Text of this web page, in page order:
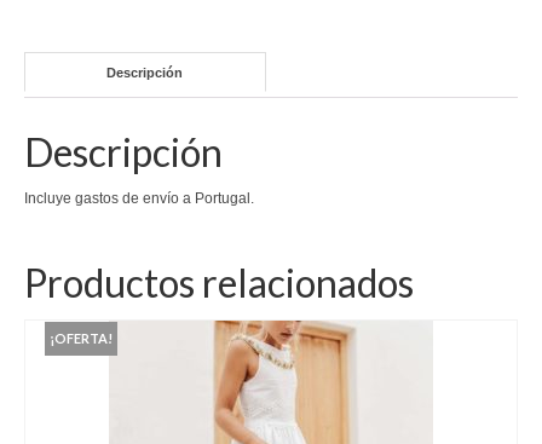
Ponchos
Vestidos Midi
Tops
Trajes
Descripción
Descripción
Incluye gastos de envío a Portugal.
Productos relacionados
¡OFERTA!